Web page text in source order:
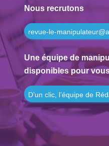
Nous recrutons
revue-le-
Une équipe de
disponibles pour
D’un clic, l’équipe de